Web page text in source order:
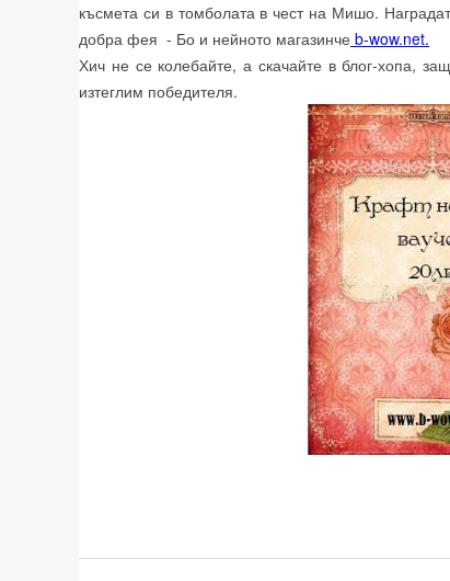
късмета си в томболата в чест на Мишо.
добра фея - Бо и нейното магазинче b-wow.net.
Хич не се колебайте, а скачайте в блог-хопа,
изтеглим победителя.